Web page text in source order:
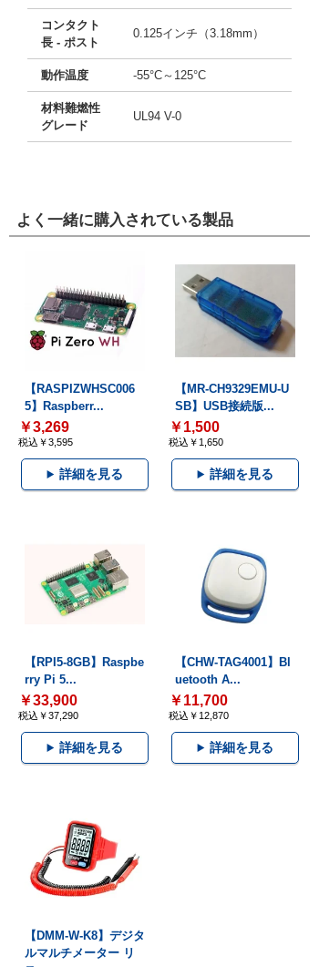
コンタクト
長 - ポスト
0.125インチ（3.18mm）
動作温度 -55°C～125°C
材料難燃性
グレード
UL94 V-0
よく一緒に購入されている製品
【RASPIZWHSC006
5】Raspberr...
￥3,269
税込￥3,595
詳細を見る
【MR-CH9329EMU-U
SB】USB接続版...
￥1,500
税込￥1,650
詳細を見る
【RPI5-8GB】Raspbe
rry Pi 5...
￥33,900
税込￥37,290
詳細を見る
【CHW-TAG4001】Bl
uetooth A...
￥11,700
税込￥12,870
詳細を見る
【DMM-W-K8】デジタ
ルマルチメーター リ